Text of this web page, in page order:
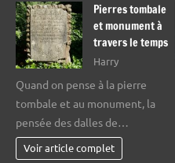
Pierres tombale
et monument à
travers le temps
Harry
Quand on pense à la pierre
tombale et au monument, la
pensée des dalles de…
Voir article complet